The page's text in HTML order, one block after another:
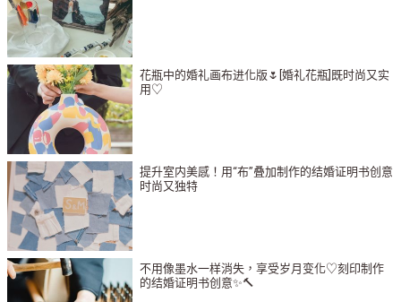
花瓶中的婚礼画布进化版🌷[婚礼花瓶]既时尚又实
用♡
提升室内美感！用“布”叠加制作的结婚证明书创意
时尚又独特
不用像墨水一样消失，享受岁月变化♡刻印制作
的结婚证明书创意✨🔨